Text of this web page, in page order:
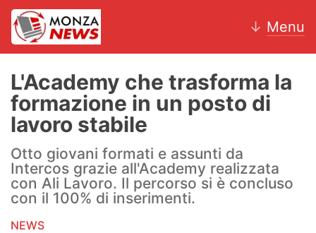
↓ Menu
News
AC Monza
Calcio
L'Academy che trasforma la
formazione in un posto di
lavoro stabile
Otto giovani formati e assunti da
Intercos grazie all'Academy realizzata
con Ali Lavoro. Il percorso si è concluso
con il 100% di inserimenti.
NEWS